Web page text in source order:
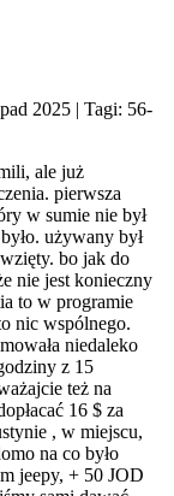
2025 | Tagi: 56-
ale już
pierwsza
w sumie nie był
używany był
bo jak do
nie jest konieczny
to w programie
nic wspólnego.
niedaleko
z 15
też na
16 $ za
, w miejscu,
na co było
jeepy, + 50 JOD